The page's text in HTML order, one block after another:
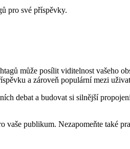
pro své příspěvky.
může posílit viditelnost vašeho
a zároveň populární mezi
debat a budovat si silnější
vaše publikum. Nezapomeňte také